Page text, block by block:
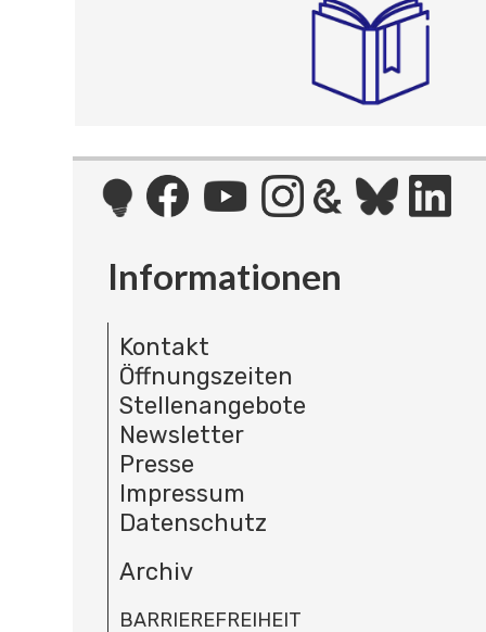
Informationen
Kontakt
Öffnungszeiten
Stellenangebote
Newsletter
Presse
Impressum
Datenschutz
Archiv
BARRIEREFREIHEIT